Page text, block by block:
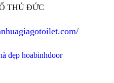
THỦ ĐỨC
đẹp hoabinhdoor